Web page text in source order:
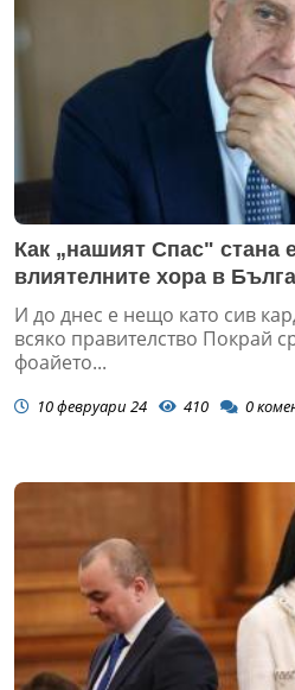
Как „нашият Спас" стана
влиятелните хора в
И до днес е нещо като сив
всяко правителство Покрай
фоайето...
10 февруари 24 410 0